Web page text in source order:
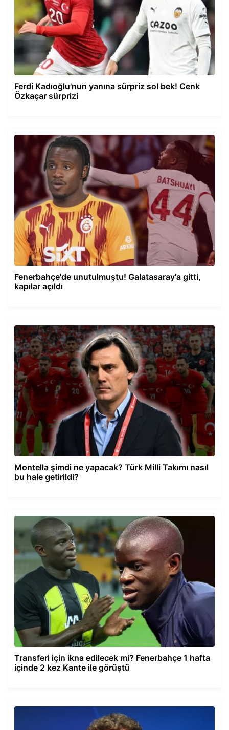
Ferdi Kadıoğlu'nun yanına sürpriz sol bek! Cenk
Özkaçar sürprizi
Fenerbahçe'de unutulmuştu! Galatasaray'a gitti,
kapılar açıldı
Montella şimdi ne yapacak? Türk Milli Takımı nasıl
bu hale getirildi?
Transferi için ikna edilecek mi? Fenerbahçe 1 hafta
içinde 2 kez Kante ile görüştü